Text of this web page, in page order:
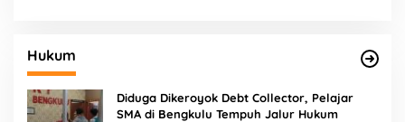
Hukum
Diduga Dikeroyok Debt Collector, Pelajar
SMA di Bengkulu Tempuh Jalur Hukum